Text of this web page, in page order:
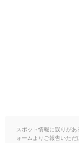
スポット情報に誤りが
ォームよりご報告いただ